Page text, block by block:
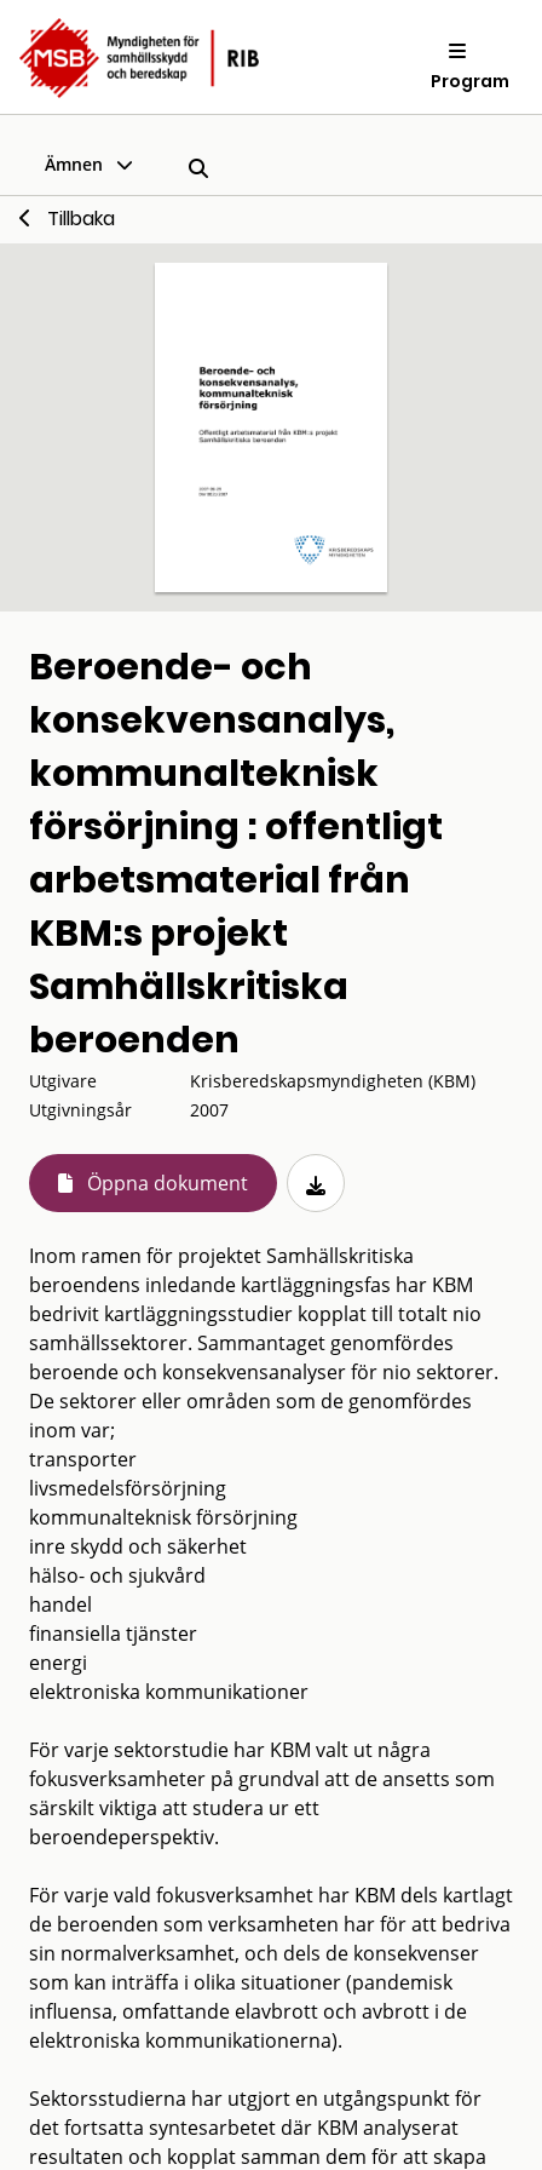
Program
Ämnen
Tillbaka
Beroende- och
konsekvensanalys,
kommunalteknisk
försörjning : offentligt
arbetsmaterial från
KBM:s projekt
Samhällskritiska
beroenden
Utgivare
Krisberedskapsmyndigheten (KBM)
Utgivningsår
2007
Öppna dokument
Inom ramen för projektet Samhällskritiska
beroendens inledande kartläggningsfas har KBM
bedrivit kartläggningsstudier kopplat till totalt nio
samhällssektorer. Sammantaget genomfördes
beroende och konsekvensanalyser för nio sektorer.
De sektorer eller områden som de genomfördes
inom var;
transporter
livsmedelsförsörjning
kommunalteknisk försörjning
inre skydd och säkerhet
hälso- och sjukvård
handel
finansiella tjänster
energi
elektroniska kommunikationer
För varje sektorstudie har KBM valt ut några
fokusverksamheter på grundval att de ansetts som
särskilt viktiga att studera ur ett
beroendeperspektiv.
För varje vald fokusverksamhet har KBM dels kartlagt
de beroenden som verksamheten har för att bedriva
sin normalverksamhet, och dels de konsekvenser
som kan inträffa i olika situationer (pandemisk
influensa, omfattande elavbrott och avbrott i de
elektroniska kommunikationerna).
Sektorsstudierna har utgjort en utgångspunkt för
det fortsatta syntesarbetet där KBM analyserat
resultaten och kopplat samman dem för att skapa